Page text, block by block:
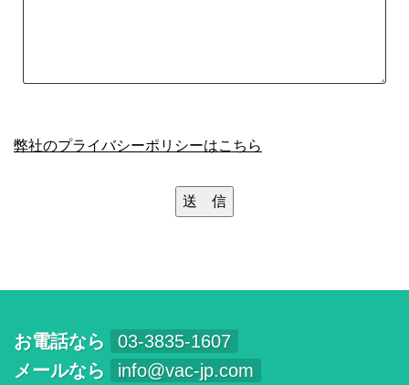
弊社のプライバシーポリシーはこちら
お電話なら
03-3835-1607
メールなら
info@vac-jp.com